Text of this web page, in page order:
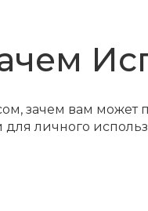
зачем вам может
для личного